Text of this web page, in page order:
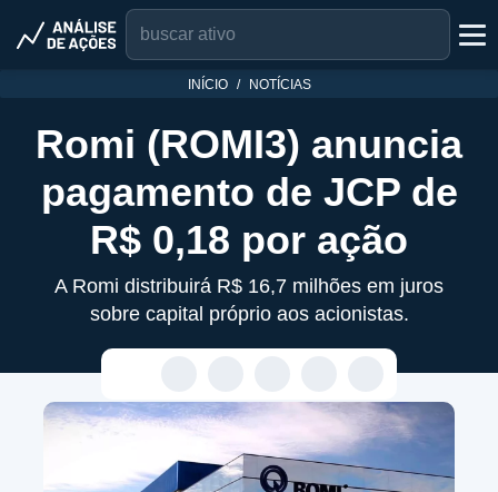
INÍCIO NOTÍCIAS
Romi (ROMI3) anuncia
pagamento de JCP de
R$ 0,18 por ação
A Romi distribuirá R$ 16,7 milhões em juros
sobre capital próprio aos acionistas.